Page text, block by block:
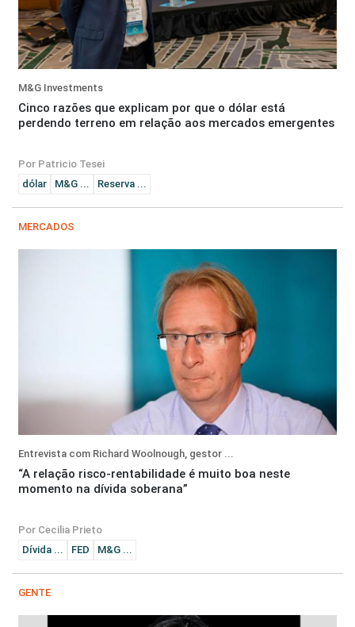
M&G Investments
Cinco razões que explicam por que o dólar está
perdendo terreno em relação aos mercados emergentes
Por Patricio Tesei
dólar
M&G ... Reserva ...
MERCADOS
Entrevista com Richard Woolnough, gestor ...
“A relação risco-rentabilidade é muito boa neste
momento na dívida soberana”
Por Cecilia Prieto
Dívida ...
FED M&G ...
GENTE